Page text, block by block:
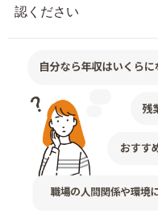
認ください